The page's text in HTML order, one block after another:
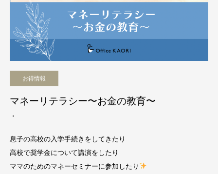
お得情報
マネーリテラシー〜お金の教育〜
・
息子の高校の入学手続きをしてきたり
高校で奨学金について講演をしたり
ママのためのマネーセミナーに参加したり